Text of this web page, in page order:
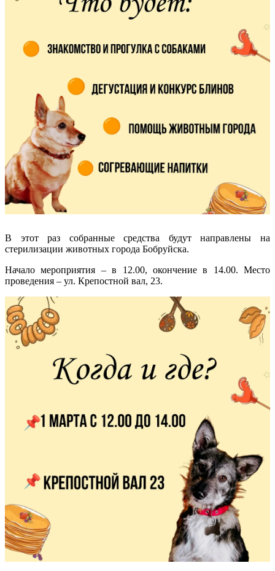
В этот раз собранные средства будут направлены на
стерилизации животных города Бобруйска.
Начало мероприятия – в 12.00, окончение в 14.00. Место
проведения – ул. Крепостной вал, 23.